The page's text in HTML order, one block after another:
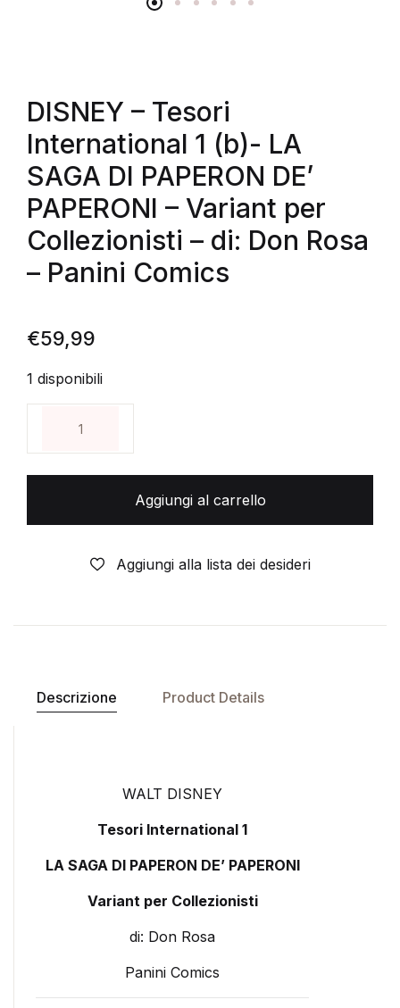
DISNEY – Tesori
International 1 (b)- LA
SAGA DI PAPERON DE’
PAPERONI – Variant per
Collezionisti – di: Don Rosa
– Panini Comics
€59,99
1 disponibili
Aggiungi al carrello
Aggiungi alla lista dei desideri
Descrizione Product Details
WALT DISNEY
Tesori International 1
LA SAGA DI PAPERON DE’ PAPERONI
Variant per Collezionisti
di: Don Rosa
Panini Comics